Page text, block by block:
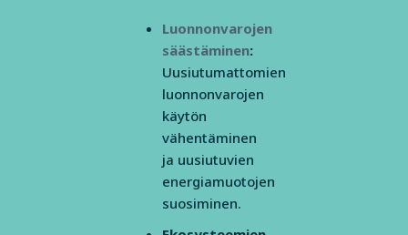
Luonnonvarojen
säästäminen:
Uusiutumattomien
luonnonvarojen
käytön
vähentäminen
ja uusiutuvien
energiamuotojen
suosiminen.